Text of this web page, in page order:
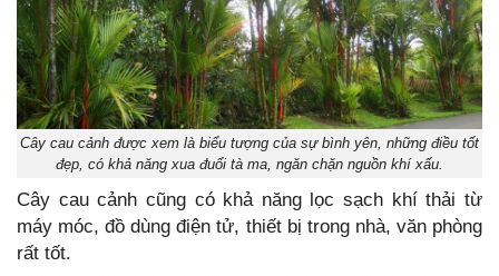
Cây cau cảnh được xem là biểu tượng của sự bình yên, những điều tốt
đẹp, có khả năng xua đuổi tà ma, ngăn chặn nguồn khí xấu.
Cây cau cảnh cũng có khả năng lọc sạch khí thải từ
máy móc, đồ dùng điện tử, thiết bị trong nhà, văn phòng
rất tốt.